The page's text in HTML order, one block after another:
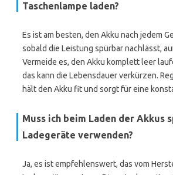
Taschenlampe laden?
Es ist am besten, den Akku nach jedem
sobald die Leistung spürbar nachlässt,
Vermeide es, den Akku komplett leer
das kann die Lebensdauer verkürzen.
hält den Akku fit und sorgt für eine
Muss ich beim Laden der Akkus
Ladegeräte verwenden?
Ja, es ist empfehlenswert, das vom